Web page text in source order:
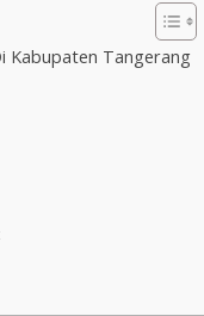
Kabupaten Tangerang